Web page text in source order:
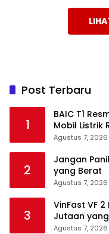
Post Terbaru
1
BAIC T1
Mobil Listrik
Pasar EV
Agustus 7, 2026
2
Jangan
yang Berat
Agustus 7, 2026
3
VinFast VF
Jutaan
Motor
Agustus 7, 2026